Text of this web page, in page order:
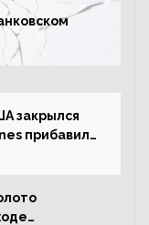
закрылся
прибавил